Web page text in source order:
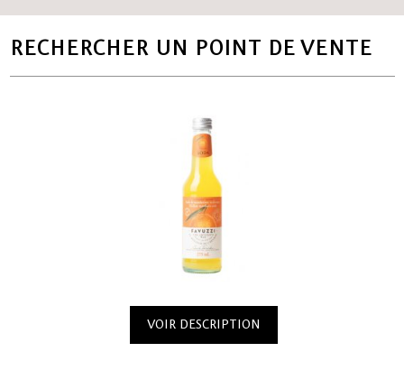
RECHERCHER UN POINT DE VENTE
VOIR DESCRIPTION